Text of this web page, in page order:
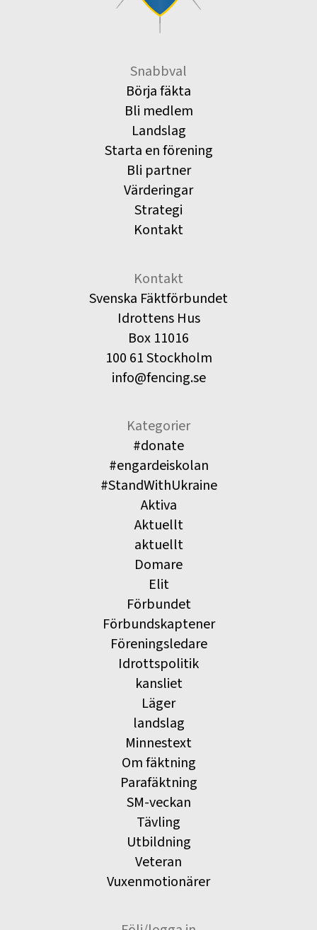
Snabbval
Börja fäkta
Bli medlem
Landslag
Starta en förening
Bli partner
Värderingar
Strategi
Kontakt
Kontakt
Svenska Fäktförbundet
Idrottens Hus
Box 11016
100 61 Stockholm
info@fencing.se
Kategorier
#donate
#engardeiskolan
#StandWithUkraine
Aktiva
Aktuellt
aktuellt
Domare
Elit
Förbundet
Förbundskaptener
Föreningsledare
Idrottspolitik
kansliet
Läger
landslag
Minnestext
Om fäktning
Parafäktning
SM-veckan
Tävling
Utbildning
Veteran
Vuxenmotionärer